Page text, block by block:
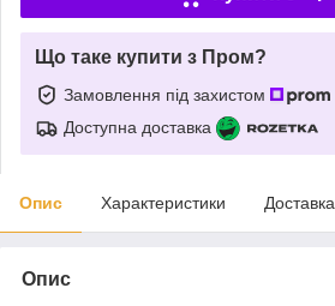
Що таке купити з Пром?
Замовлення під захистом
Доступна доставка
Опис Характеристики Доставка
Опис